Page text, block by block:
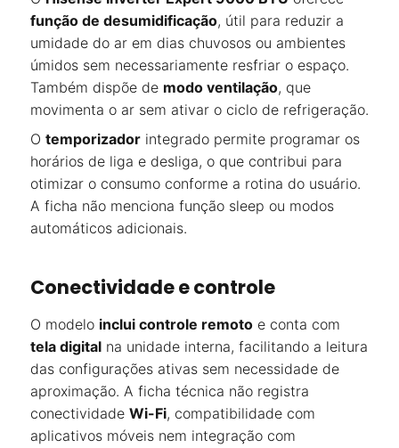
função de desumidificação, útil para reduzir a
umidade do ar em dias chuvosos ou ambientes
úmidos sem necessariamente resfriar o espaço.
Também dispõe de modo ventilação, que
movimenta o ar sem ativar o ciclo de refrigeração.
O temporizador integrado permite programar os
horários de liga e desliga, o que contribui para
otimizar o consumo conforme a rotina do usuário.
A ficha não menciona função sleep ou modos
automáticos adicionais.
Conectividade e controle
O modelo inclui controle remoto e conta com
tela digital na unidade interna, facilitando a leitura
das configurações ativas sem necessidade de
aproximação. A ficha técnica não registra
conectividade Wi-Fi, compatibilidade com
aplicativos móveis nem integração com